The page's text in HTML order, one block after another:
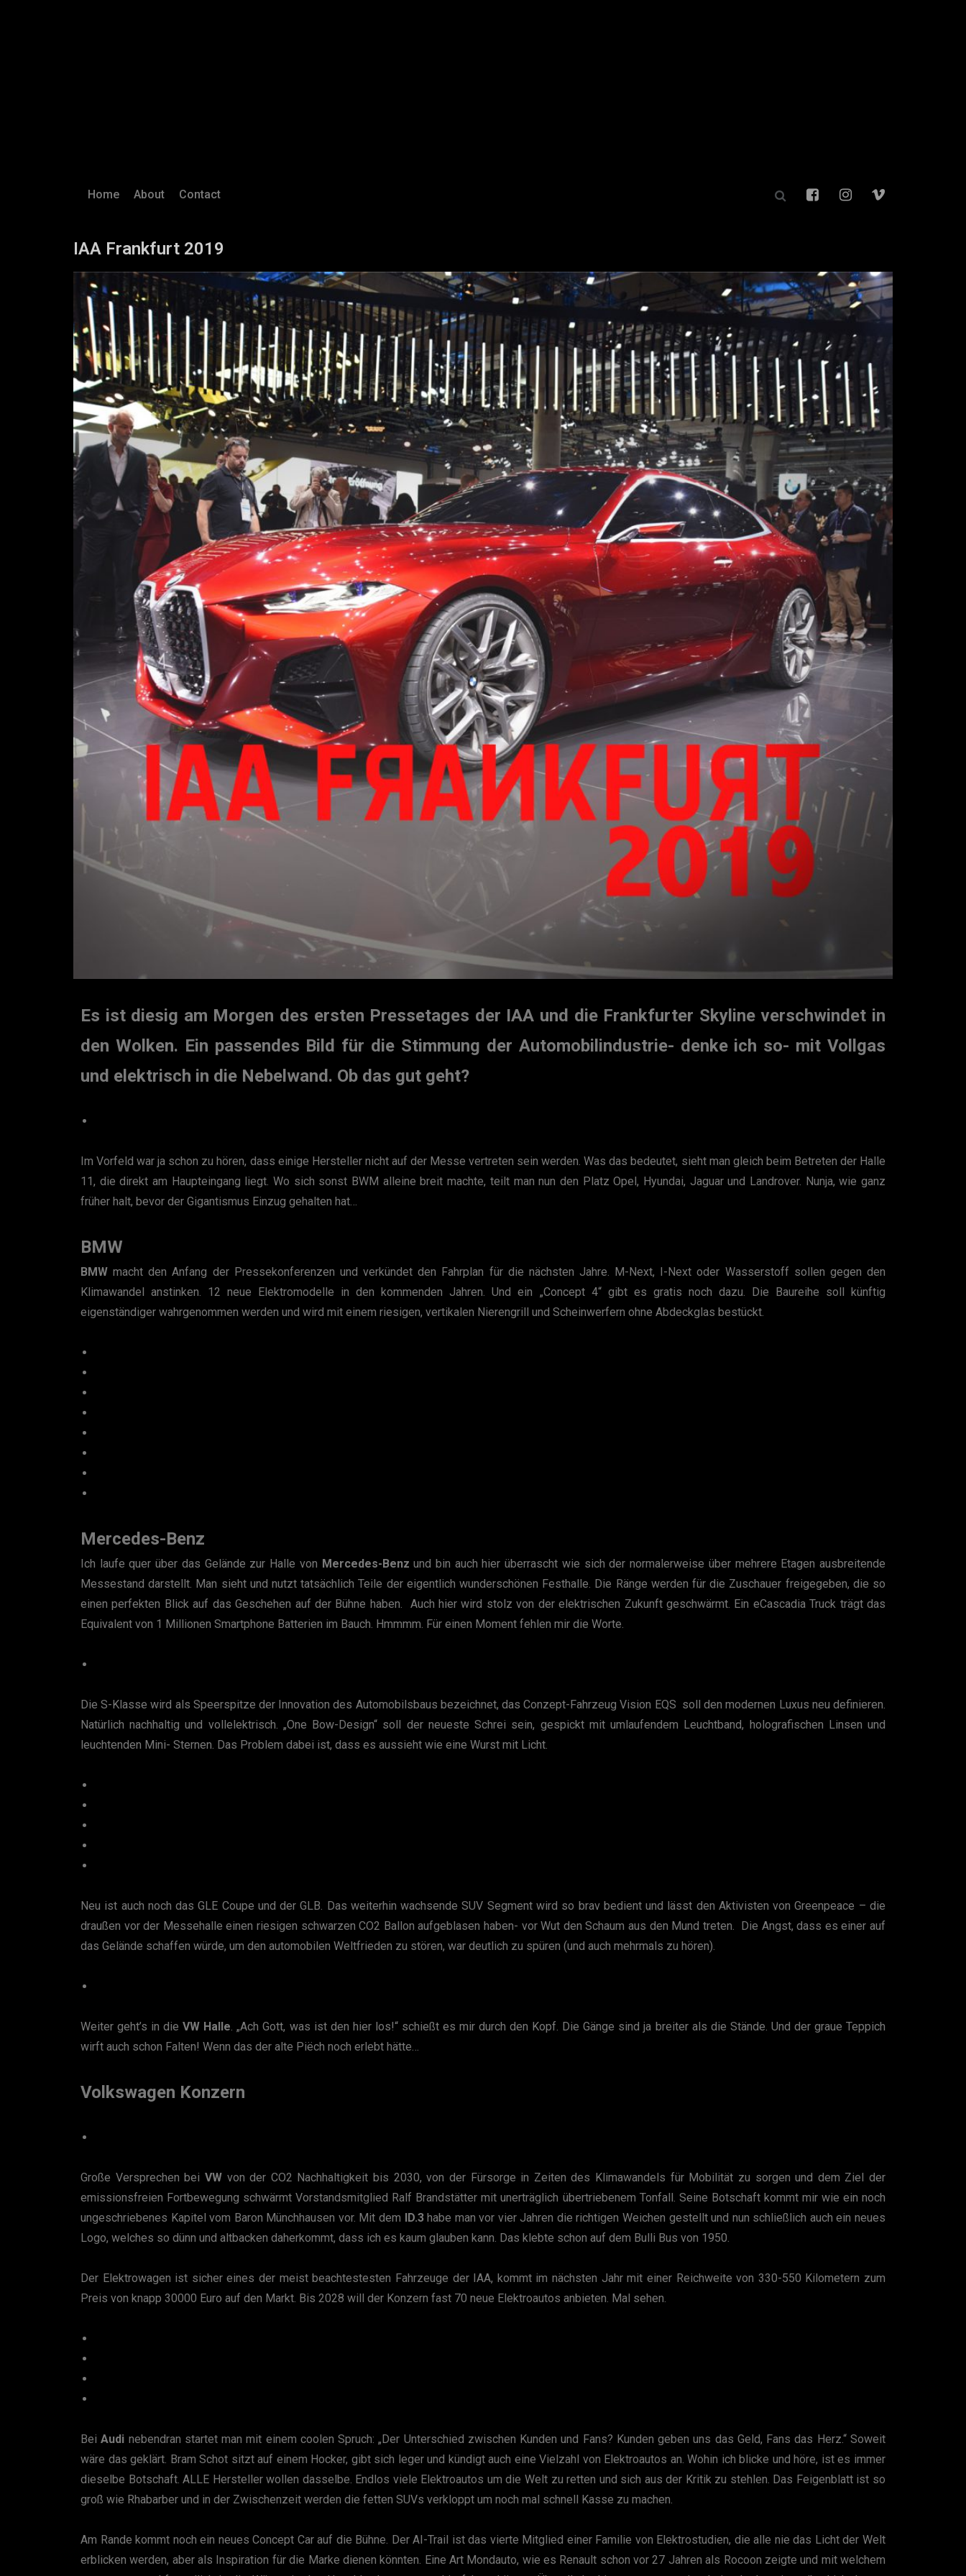
Home About Contact
IAA Frankfurt 2019
Es ist diesig am Morgen des ersten Pressetages der IAA und die Frankfurter Skyline verschwindet in
den Wolken. Ein passendes Bild für die Stimmung der Automobilindustrie- denke ich so- mit Vollgas
und elektrisch in die Nebelwand. Ob das gut geht?
Im Vorfeld war ja schon zu hören, dass einige Hersteller nicht auf der Messe vertreten sein werden. Was das bedeutet, sieht man gleich beim Betreten der Halle
11, die direkt am Haupteingang liegt. Wo sich sonst BWM alleine breit machte, teilt man nun den Platz Opel, Hyundai, Jaguar und Landrover. Nunja, wie ganz
früher halt, bevor der Gigantismus Einzug gehalten hat…
BMW
BMW macht den Anfang der Pressekonferenzen und verkündet den Fahrplan für die nächsten Jahre. M-Next, I-Next oder Wasserstoff sollen gegen den
Klimawandel anstinken. 12 neue Elektromodelle in den kommenden Jahren. Und ein „Concept 4“ gibt es gratis noch dazu. Die Baureihe soll künftig
eigenständiger wahrgenommen werden und wird mit einem riesigen, vertikalen Nierengrill und Scheinwerfern ohne Abdeckglas bestückt.
Mercedes-Benz
Ich laufe quer über das Gelände zur Halle von Mercedes-Benz und bin auch hier überrascht wie sich der normalerweise über mehrere Etagen ausbreitende
Messestand darstellt. Man sieht und nutzt tatsächlich Teile der eigentlich wunderschönen Festhalle. Die Ränge werden für die Zuschauer freigegeben, die so
einen perfekten Blick auf das Geschehen auf der Bühne haben. Auch hier wird stolz von der elektrischen Zukunft geschwärmt. Ein eCascadia Truck trägt das
Equivalent von 1 Millionen Smartphone Batterien im Bauch. Hmmmm. Für einen Moment fehlen mir die Worte.
Die S-Klasse wird als Speerspitze der Innovation des Automobilsbaus bezeichnet, das Conzept-Fahrzeug Vision EQS soll den modernen Luxus neu definieren.
Natürlich nachhaltig und vollelektrisch. „One Bow-Design“ soll der neueste Schrei sein, gespickt mit umlaufendem Leuchtband, holografischen Linsen und
leuchtenden Mini- Sternen. Das Problem dabei ist, dass es aussieht wie eine Wurst mit Licht.
Neu ist auch noch das GLE Coupe und der GLB. Das weiterhin wachsende SUV Segment wird so brav bedient und lässt den Aktivisten von Greenpeace – die
draußen vor der Messehalle einen riesigen schwarzen CO2 Ballon aufgeblasen haben- vor Wut den Schaum aus den Mund treten. Die Angst, dass es einer auf
das Gelände schaffen würde, um den automobilen Weltfrieden zu stören, war deutlich zu spüren (und auch mehrmals zu hören).
Weiter geht’s in dieVW Halle. „Ach Gott, was ist den hier los!“ schießt es mir durch den Kopf. Die Gänge sind ja breiter als die Stände. Und der graue Teppich
wirft auch schon Falten! Wenn das der alte Piëch noch erlebt hätte…
Volkswagen Konzern
Große Versprechen bei VWvon der CO2 Nachhaltigkeit bis 2030, von der Fürsorge in Zeiten des Klimawandels für Mobilität zu sorgen und dem Ziel der
emissionsfreien Fortbewegung schwärmt Vorstandsmitglied Ralf Brandstätter mit unerträglich übertriebenem Tonfall. Seine Botschaft kommt mir wie ein noch
ungeschriebenes Kapitel vom Baron Münchhausen vor. Mit dem ID.3habe man vor vier Jahren die richtigen Weichen gestellt und nun schließlich auch ein neues
Logo, welches so dünn und altbacken daherkommt, dass ich es kaum glauben kann. Das klebte schon auf dem Bulli Bus von 1950.
Der Elektrowagen ist sicher eines der meist beachtestesten Fahrzeuge der IAA, kommt im nächsten Jahr mit einer Reichweite von 330-550 Kilometern zum
Preis von knapp 30000 Euro auf den Markt. Bis 2028 will der Konzern fast 70 neue Elektroautos anbieten. Mal sehen.
BeiAudi nebendran startet man mit einem coolen Spruch: „Der Unterschied zwischen Kunden und Fans? Kunden geben uns das Geld, Fans das Herz.“ Soweit
wäre das geklärt. Bram Schot sitzt auf einem Hocker, gibt sich leger und kündigt auch eine Vielzahl von Elektroautos an. Wohin ich blicke und höre, ist es immer
dieselbe Botschaft. ALLE Hersteller wollen dasselbe. Endlos viele Elektroautos um die Welt zu retten und sich aus der Kritik zu stehlen. Das Feigenblatt ist so
groß wie Rhabarber und in der Zwischenzeit werden die fetten SUVs verkloppt um noch mal schnell Kasse zu machen.
Am Rande kommt noch ein neues Concept Car auf die Bühne. Der AI-Trail ist das vierte Mitglied einer Familie von Elektrostudien, die alle nie das Licht der Welt
erblicken werden, aber als Inspiration für die Marke dienen könnten. Eine Art Mondauto, wie es Renault schon vor 27 Jahren als Rocoon zeigte und mit welchem